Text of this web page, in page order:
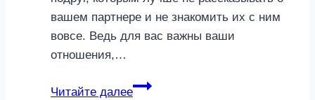
вашем партнере и не знакомить их с ним
вовсе. Ведь для вас важны ваши
отношения,…
Читайте далее
3